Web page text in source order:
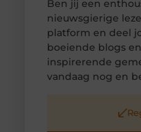
Ben jij een
nieuwsgierige
platform en deel
boeiende blogs
inspirerende
vandaag nog en